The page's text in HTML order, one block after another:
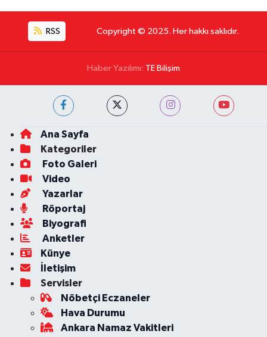
RSS Copyright © 2025. Her hakkı saklıdır.
Haber Yazılımı: TE Bilişim
Ana Sayfa
Kategoriler
Foto Galeri
Video
Yazarlar
Röportaj
Biyografi
Anketler
Künye
İletişim
Servisler
Nöbetçi Eczaneler
Hava Durumu
Ankara Namaz Vakitleri